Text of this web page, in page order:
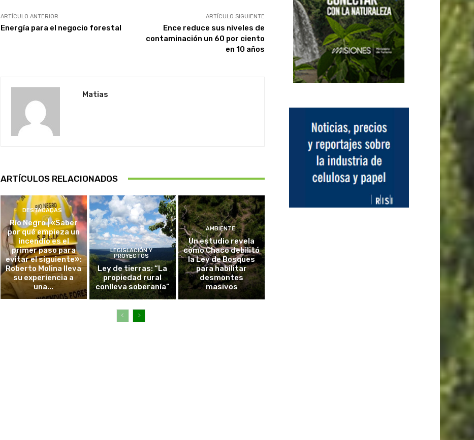
ARTÍCULO ANTERIOR
Energía para el negocio forestal
ARTÍCULO SIGUIENTE
Ence reduce sus niveles de
contaminación un 60 por ciento
en 10 años
Matias
ARTÍCULOS RELACIONADOS
DESTACADAS
Río Negro | «Saber
por qué empieza un
incendio es el
primer paso para
evitar el siguiente»:
Roberto Molina lleva
su experiencia a
una...
LEGISLACIÓN Y
PROYECTOS
Ley de tierras: “La
propiedad rural
conlleva soberanía”
AMBIENTE
Un estudio revela
cómo Chaco debilitó
la Ley de Bosques
para habilitar
desmontes
masivos